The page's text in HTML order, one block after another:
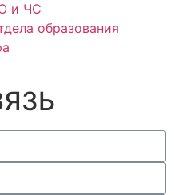
и ЧС
образования